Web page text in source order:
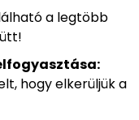
a legtöbb
hogy elkerüljük a